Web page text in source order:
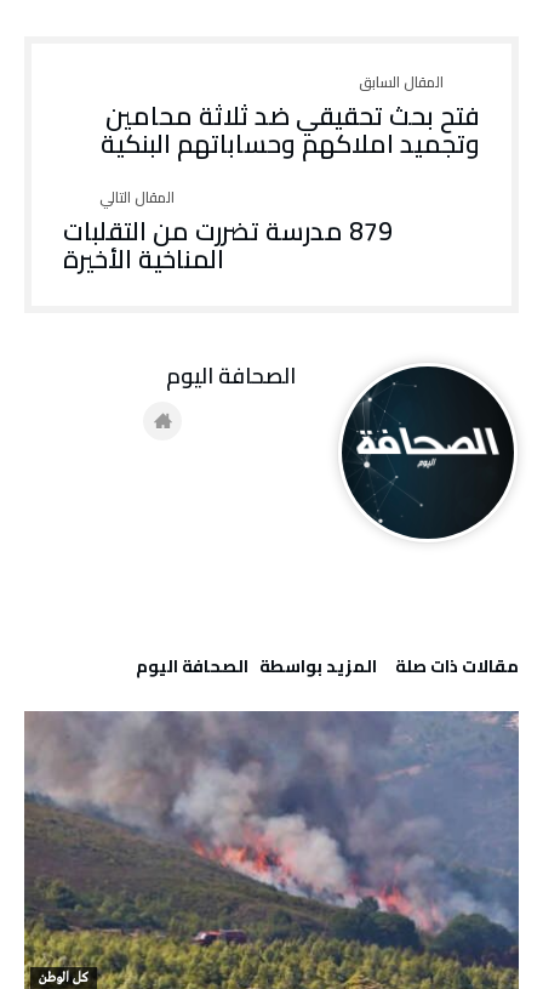
فتح بحث تحقيقي ضد ثلاثة محامين
وتجميد املاكهم وحساباتهم البنكية
879 مدرسة تضررت من التقلبات
المناخية الأخيرة
‫مقالات ذات صلة‬ ‫‫المزيد بواسطة‬ ‬ ‭ ‬الصحافة‭ ‬اليوم
كل الوطن